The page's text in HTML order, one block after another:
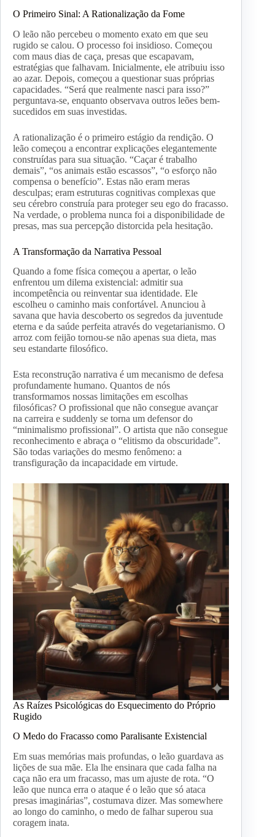
O Primeiro Sinal: A Rationalização da Fome
O leão não percebeu o momento exato em que seu
rugido se calou. O processo foi insidioso. Começou
com maus dias de caça, presas que escapavam,
estratégias que falhavam. Inicialmente, ele atribuiu isso
ao azar. Depois, começou a questionar suas próprias
capacidades. “Será que realmente nasci para isso?”
perguntava-se, enquanto observava outros leões bem-
sucedidos em suas investidas.
A rationalização é o primeiro estágio da rendição. O
leão começou a encontrar explicações elegantemente
construídas para sua situação. “Caçar é trabalho
demais”, “os animais estão escassos”, “o esforço não
compensa o benefício”. Estas não eram meras
desculpas; eram estruturas cognitivas complexas que
seu cérebro construía para proteger seu ego do fracasso.
Na verdade, o problema nunca foi a disponibilidade de
presas, mas sua percepção distorcida pela hesitação.
A Transformação da Narrativa Pessoal
Quando a fome física começou a apertar, o leão
enfrentou um dilema existencial: admitir sua
incompetência ou reinventar sua identidade. Ele
escolheu o caminho mais confortável. Anunciou à
savana que havia descoberto os segredos da juventude
eterna e da saúde perfeita através do vegetarianismo. O
arroz com feijão tornou-se não apenas sua dieta, mas
seu estandarte filosófico.
Esta reconstrução narrativa é um mecanismo de defesa
profundamente humano. Quantos de nós
transformamos nossas limitações em escolhas
filosóficas? O profissional que não consegue avançar
na carreira e suddenly se torna um defensor do
“minimalismo profissional”. O artista que não consegue
reconhecimento e abraça o “elitismo da obscuridade”.
São todas variações do mesmo fenômeno: a
transfiguração da incapacidade em virtude.
As Raízes Psicológicas do Esquecimento do Próprio
Rugido
O Medo do Fracasso como Paralisante Existencial
Em suas memórias mais profundas, o leão guardava as
lições de sua mãe. Ela lhe ensinara que cada falha na
caça não era um fracasso, mas um ajuste de rota. “O
leão que nunca erra o ataque é o leão que só ataca
presas imaginárias”, costumava dizer. Mas somewhere
ao longo do caminho, o medo de falhar superou sua
coragem inata.